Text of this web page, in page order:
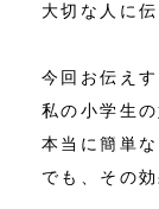
大切な人に
今回お伝え
私の小学生
本当に簡単な
でも、その